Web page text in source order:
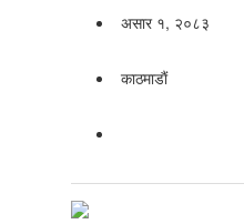
असार १, २०८३
काठमाडाैं